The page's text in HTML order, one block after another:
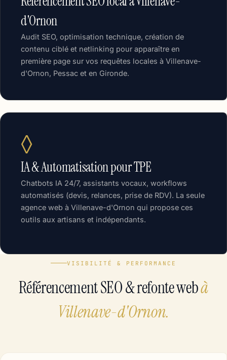
d'Ornon
Audit SEO, optimisation technique, création de
contenu ciblé et netlinking pour apparaître en
première page sur vos requêtes locales à Villenave-
d'Ornon, Pessac et en Gironde.
◊
IA & Automatisation pour TPE
Chatbots IA 24/7, assistants vocaux, workflows
automatisés (devis, relances, prise de RDV). La seule
agence web à Villenave-d'Ornon qui propose ces
outils aux artisans et indépendants.
VISIBILITÉ & PERFORMANCE
Référencement SEO & refonte webà
Villenave-d'Ornon.